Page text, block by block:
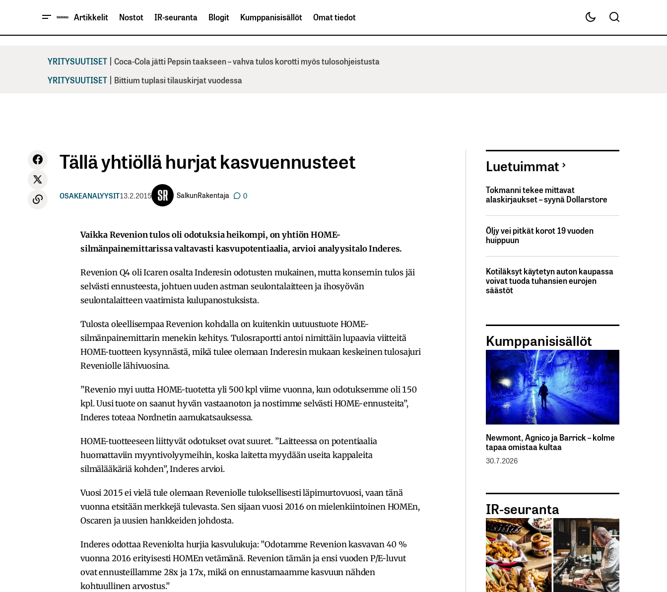
Artikkelit Nostot IR-seuranta Blogit Kumppanisisällöt Omat tiedot
YRITYSUUTISET | Coca-Cola jätti Pepsin taakseen – vahva tulos korotti myös tulosohjeistusta
YRITYSUUTISET | Bittium tuplasi tilauskirjat vuodessa
Tällä yhtiöllä hurjat kasvuennusteet
OSAKEANALYYSIT13.2.2015 SalkunRakentaja 0
Vaikka Revenion tulos oli odotuksia heikompi, on yhtiön HOME-
silmänpainemittarissa valtavasti kasvupotentiaalia, arvioi analyysitalo Inderes.
Revenion Q4 oli Icaren osalta Inderesin odotusten mukainen, mutta konsernin tulos jäi
selvästi ennusteesta, johtuen uuden astman seulontalaitteen ja ihosyövän
seulontalaitteen vaatimista kulupanostuksista.
Tulosta oleellisempaa Revenion kohdalla on kuitenkin uutuustuote HOME-
silmänpainemittarin menekin kehitys. Tulosraportti antoi nimittäin lupaavia viitteitä
HOME-tuotteen kysynnästä, mikä tulee olemaan Inderesin mukaan keskeinen tulosajuri
Reveniolle lähivuosina.
”Revenio myi uutta HOME-tuotetta yli 500 kpl viime vuonna, kun odotuksemme oli 150
kpl. Uusi tuote on saanut hyvän vastaanoton ja nostimme selvästi HOME-ennusteita”,
Inderes toteaa Nordnetin aamukatsauksessa.
HOME-tuotteeseen liittyvät odotukset ovat suuret. ”Laitteessa on potentiaalia
huomattaviin myyntivolyymeihin, koska laitetta myydään useita kappaleita
silmälääkäriä kohden”, Inderes arvioi.
Vuosi 2015 ei vielä tule olemaan Reveniolle tuloksellisesti läpimurtovuosi, vaan tänä
vuonna etsitään merkkejä tulevasta. Sen sijaan vuosi 2016 on mielenkiintoinen HOMEn,
Oscaren ja uusien hankkeiden johdosta.
Inderes odottaa Reveniolta hurjia kasvulukuja: ”Odotamme Revenion kasvavan 40 %
vuonna 2016 erityisesti HOMEn vetämänä. Revenion tämän ja ensi vuoden P/E-luvut
ovat ennusteillamme 28x ja 17x, mikä on ennustamaamme kasvuun nähden
kohtuullinen arvostus.”
Luetuimmat
Tokmanni tekee mittavat
alaskirjaukset – syynä Dollarstore
Öljy vei pitkät korot 19 vuoden
huippuun
Kotiläksyt käytetyn auton kaupassa
voivat tuoda tuhansien eurojen
säästöt
Kumppanisisällöt
Newmont, Agnico ja Barrick – kolme
tapaa omistaa kultaa
30.7.2026
IR-seuranta